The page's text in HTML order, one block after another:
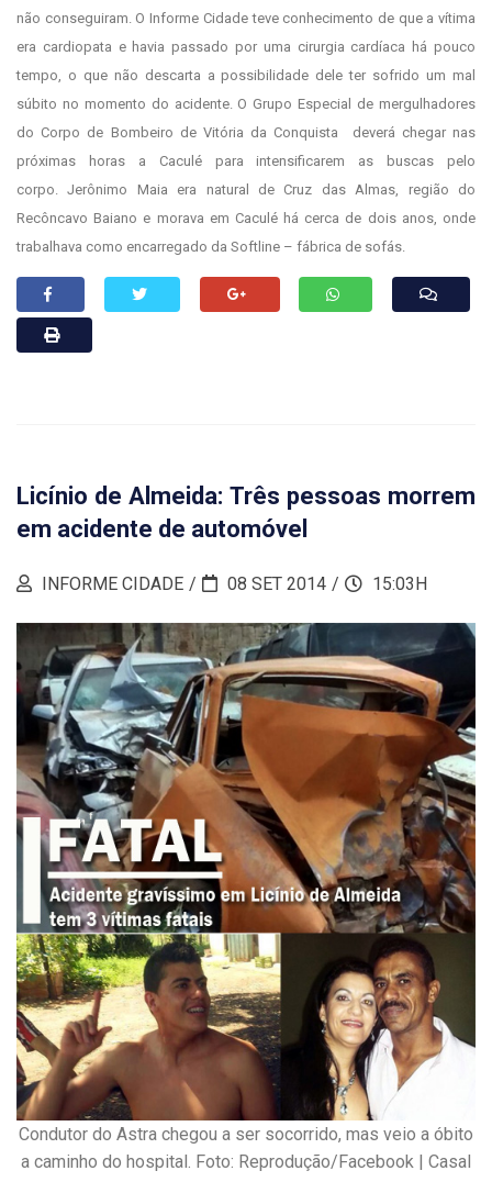
não conseguiram. O Informe Cidade teve conhecimento de que a vítima
era cardiopata e havia passado por uma cirurgia cardíaca há pouco
tempo, o que não descarta a possibilidade dele ter sofrido um mal
súbito no momento do acidente. O Grupo Especial de mergulhadores
do Corpo de Bombeiro de Vitória da Conquista deverá chegar nas
próximas horas a Caculé para intensificarem as buscas pelo
corpo.Jerônimo Maia era natural de Cruz das Almas, região do
Recôncavo Baiano e morava em Caculé há cerca de dois anos, onde
trabalhava como encarregado da Softline – fábrica de sofás.
Licínio de Almeida: Três pessoas morrem
em acidente de automóvel
INFORME CIDADE 08 SET 2014 15:03H
Condutor do Astra chegou a ser socorrido, mas veio a óbito
a caminho do hospital. Foto: Reprodução/Facebook | Casal